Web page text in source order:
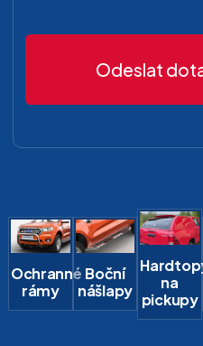
Odeslat
Ochranné
rámy
Boční
nášlapy
na
pickupy